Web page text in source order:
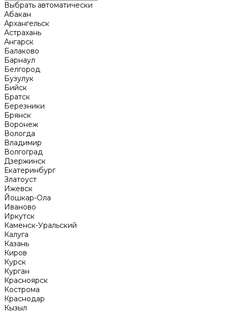
Выбрать автоматически
Абакан
Архангельск
Астрахань
Ангарск
Балаково
Барнаул
Белгород
Бузулук
Бийск
Братск
Березники
Брянск
Воронеж
Вологда
Владимир
Волгоград
Дзержинск
Екатеринбург
Златоуст
Ижевск
Йошкар-Ола
Иваново
Иркутск
Каменск-Уральский
Калуга
Казань
Киров
Курск
Курган
Красноярск
Кострома
Краснодар
Кызыл